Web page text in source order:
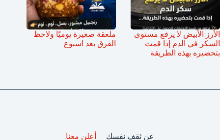
الأرز الأبيض لا يرفع مستوى
السكر في الدم إذا قمت
بتحضيره بهذه الطريقة
ملعقة صغيرة يوميًا ولاحظ
الفرق بعد اسبوع
عن ثقف نفسك أعلن معنا